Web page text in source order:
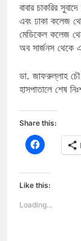
বাবার চাকরির
এবং ঢাকা কলেজ
মেডিকেল কলেজ
অব সার্জনস থেকে
ডা. জাফরুল্লাহ
হাসপাতালে শেষ
Share this:
Click
to
Facebook
(Opens
in
window)
Like this:
Loading...